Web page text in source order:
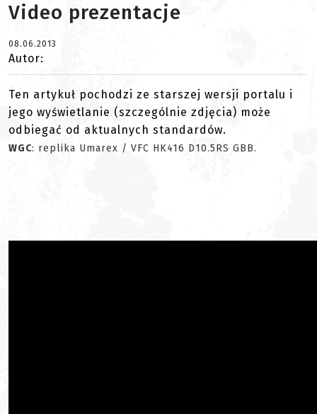
Video prezentacje
08.06.2013
Autor:
Ten artykuł pochodzi ze starszej wersji portalu i
jego wyświetlanie (szczególnie zdjęcia) może
odbiegać od aktualnych standardów.
WGC: replika Umarex / VFC HK416 D10.5RS GBB.